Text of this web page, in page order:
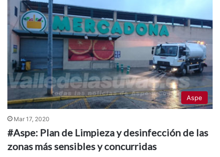
Aspe
Mar 17, 2020
#Aspe: Plan de Limpieza y desinfección de las
zonas más sensibles y concurridas